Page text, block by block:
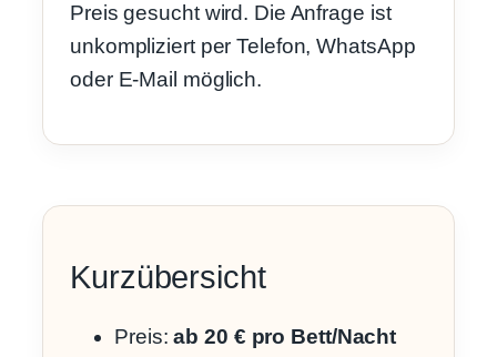
Preis gesucht wird. Die Anfrage ist
unkompliziert per Telefon, WhatsApp
oder E-Mail möglich.
Kurzübersicht
Preis:ab 20 € pro Bett/Nacht